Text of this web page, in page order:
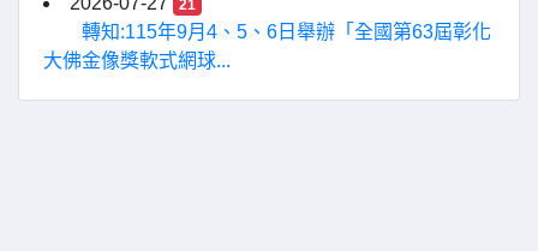
21
轉知:115年9月4、5、6日舉辦「全國第63屆彰化
大佛金像獎軟式網球...